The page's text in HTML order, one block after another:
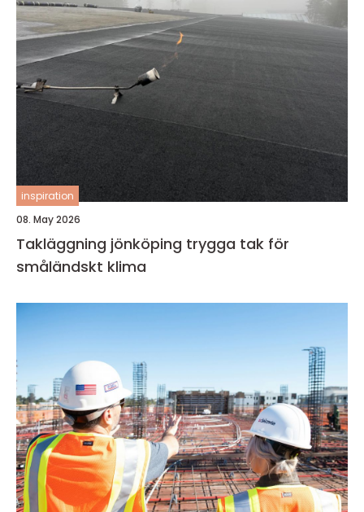
inspiration
08. May 2026
Takläggning jönköping trygga tak för
småländskt klima